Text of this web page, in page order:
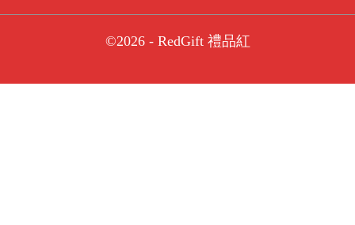
©2026 - RedGift 禮品紅